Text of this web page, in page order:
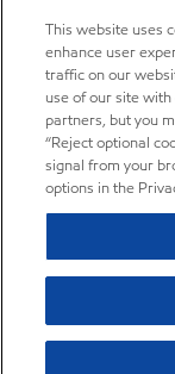
This website uses
enhance user
traffic on our
use of our site
partners, but you
“Reject optional
signal from your
options in the